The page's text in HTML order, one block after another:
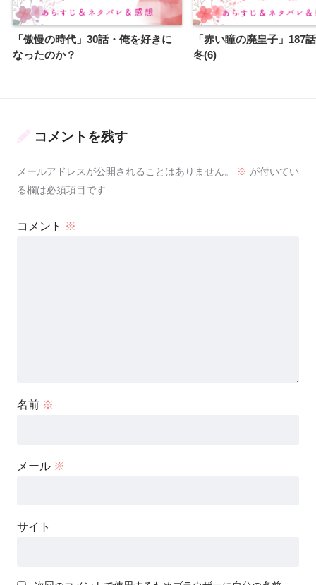
「傲慢の時代」30話・俺を好きに
なったのか？
「赤い瞳の廃皇子」187
冬(6)
コメントを残す
メールアドレスが公開されることはありません。 ※ が付いてい
る欄は必須項目です
コメント ※
名前 ※
メール ※
サイト